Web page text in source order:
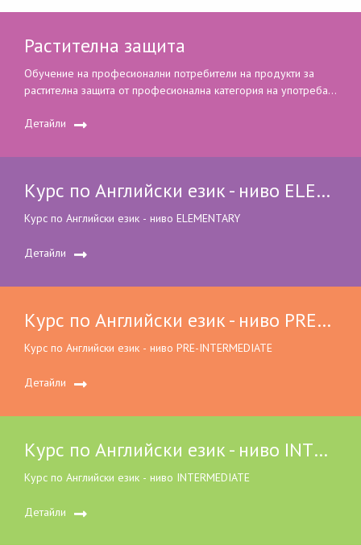
Растителна защита
Обучение на професионални потребители на продукти за
растителна защита от професионална категория на употреба
защита на растенията.
Детайли
Курс по Английски език - ниво ELEMENTARY
Курс по Английски език - ниво ELEMENTARY
Детайли
Курс по Английски език - ниво PRE-INTERMEDIATE
Курс по Английски език - ниво PRE-INTERMEDIATE
Детайли
Курс по Английски език - ниво INTERMEDIATE
Курс по Английски език - ниво INTERMEDIATE
Детайли